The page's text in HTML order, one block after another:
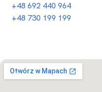
+48 692 440 964
+48 730 199 199
Otwórz w Mapach